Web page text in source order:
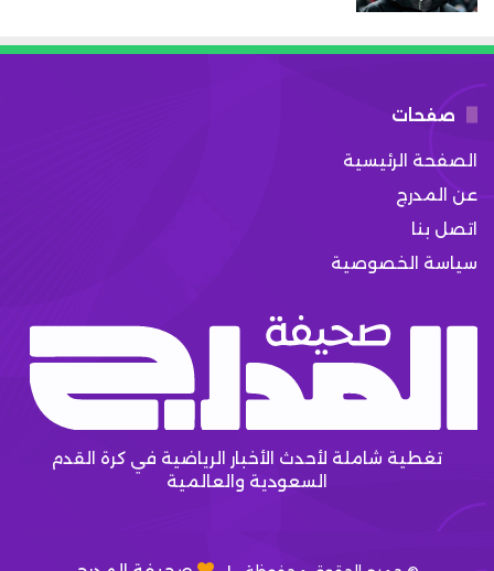
صفحات
الصفحة الرئيسية
عن المدرج
اتصل بنا
سياسة الخصوصية
تغطية شاملة لأحدث الأخبار الرياضية في كرة القدم
السعودية والعالمية